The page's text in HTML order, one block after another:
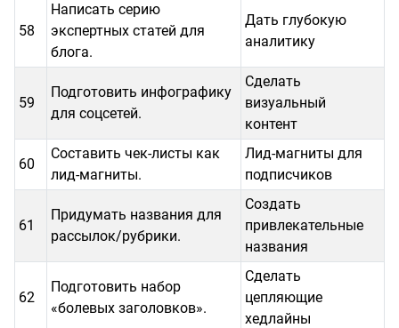
58
Написать серию
экспертных статей для
блога.
Дать глубокую
аналитику
59
Подготовить инфографику
для соцсетей.
Сделать
визуальный
контент
60
Составить чек-листы как
лид-магниты.
Лид-магниты для
подписчиков
61
Придумать названия для
рассылок/рубрики.
Создать
привлекательные
названия
62
Подготовить набор
«болевых заголовков».
Сделать
цепляющие
хедлайны